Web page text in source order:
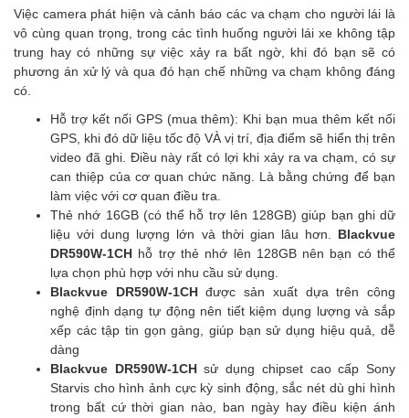
Việc camera phát hiện và cảnh báo các va chạm cho người lái là
vô cùng quan trọng, trong các tình huống người lái xe không tập
trung hay có những sự việc xảy ra bất ngờ, khi đó bạn sẽ có
phương án xử lý và qua đó hạn chế những va chạm không đáng
có.
Hỗ trợ kết nối GPS (mua thêm): Khi bạn mua thêm kết nối
GPS, khi đó dữ liệu tốc độ VÀ vị trí, địa điểm sẽ hiển thị trên
video đã ghi. Điều này rất có lợi khi xảy ra va chạm, có sự
can thiệp của cơ quan chức năng. Là bằng chứng để bạn
làm việc với cơ quan điều tra.
Thẻ nhớ 16GB (có thể hỗ trợ lên 128GB) giúp bạn ghi dữ
liệu với dung lượng lớn và thời gian lâu hơn. Blackvue
DR590W-1CH hỗ trợ thẻ nhớ lên 128GB nên bạn có thể
lựa chọn phù hợp với nhu cầu sử dụng.
Blackvue DR590W-1CHđược sản xuất dựa trên công
nghệ định dạng tự động nên tiết kiệm dụng lượng và sắp
xếp các tập tin gọn gàng, giúp bạn sử dụng hiệu quả, dễ
dàng
Blackvue DR590W-1CHsử dụng chipset cao cấp Sony
Starvis cho hình ảnh cực kỳ sinh động, sắc nét dù ghi hình
trong bất cứ thời gian nào, ban ngày hay điều kiện ánh